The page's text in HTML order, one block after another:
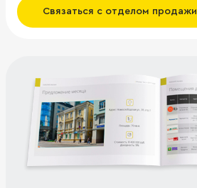
Связаться с отделом продажи